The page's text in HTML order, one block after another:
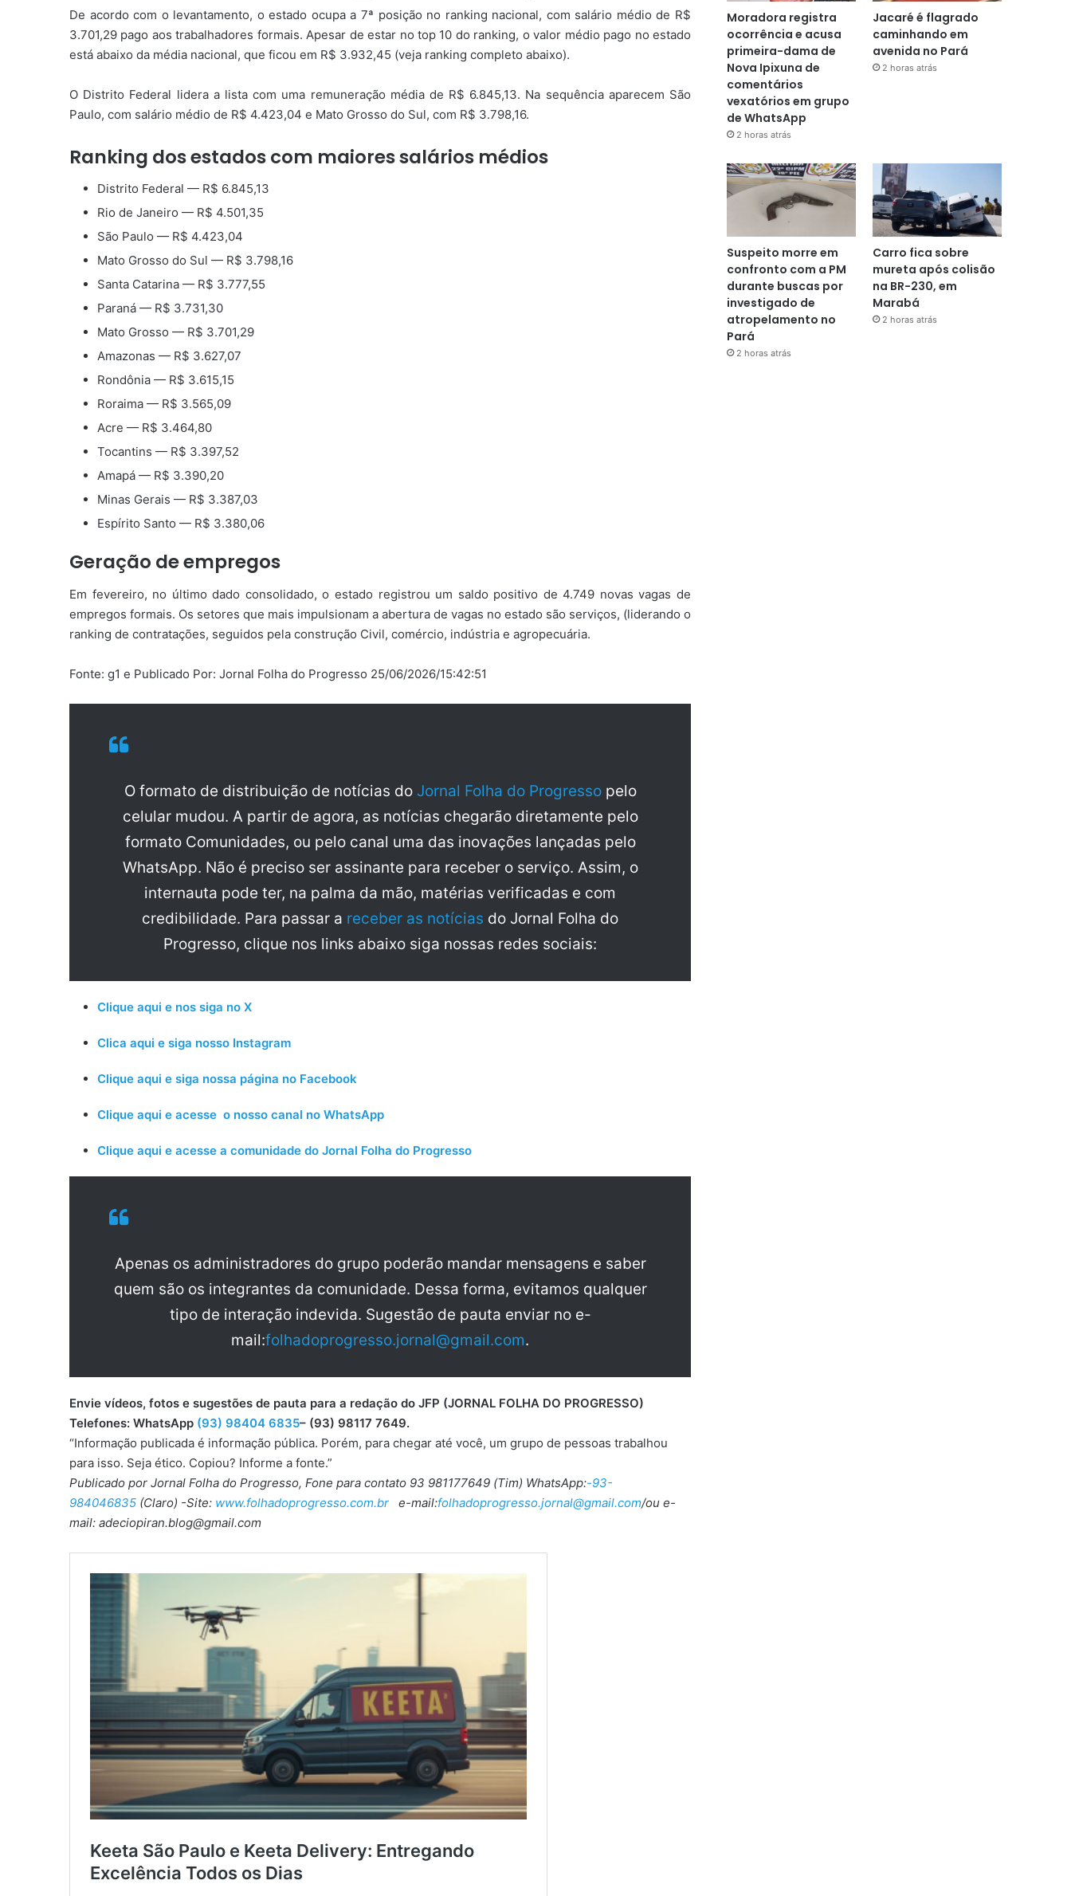
De acordo com o levantamento, o estado ocupa a 7ª posição no ranking nacional, com salário médio de R$
3.701,29 pago aos trabalhadores formais. Apesar de estar no top 10 do ranking, o valor médio pago no estado
está abaixo da média nacional, que ficou em R$ 3.932,45 (veja ranking completo abaixo).
O Distrito Federal lidera a lista com uma remuneração média de R$ 6.845,13. Na sequência aparecem São
Paulo, com salário médio de R$ 4.423,04 e Mato Grosso do Sul, com R$ 3.798,16.
Ranking dos estados com maiores salários médios
Distrito Federal — R$ 6.845,13
Rio de Janeiro — R$ 4.501,35
São Paulo — R$ 4.423,04
Mato Grosso do Sul — R$ 3.798,16
Santa Catarina — R$ 3.777,55
Paraná — R$ 3.731,30
Mato Grosso — R$ 3.701,29
Amazonas — R$ 3.627,07
Rondônia — R$ 3.615,15
Roraima — R$ 3.565,09
Acre — R$ 3.464,80
Tocantins — R$ 3.397,52
Amapá — R$ 3.390,20
Minas Gerais — R$ 3.387,03
Espírito Santo — R$ 3.380,06
Geração de empregos
Em fevereiro, no último dado consolidado, o estado registrou um saldo positivo de 4.749 novas vagas de
empregos formais. Os setores que mais impulsionam a abertura de vagas no estado são serviços, (liderando o
ranking de contratações, seguidos pela construção Civil, comércio, indústria e agropecuária.
Fonte: g1 e Publicado Por: Jornal Folha do Progresso 25/06/2026/15:42:51
O formato de distribuição de notícias do Jornal Folha do Progresso pelo
celular mudou. A partir de agora, as notícias chegarão diretamente pelo
formato Comunidades, ou pelo canal uma das inovações lançadas pelo
WhatsApp. Não é preciso ser assinante para receber o serviço. Assim, o
internauta pode ter, na palma da mão, matérias verificadas e com
credibilidade. Para passar a receber as notícias do Jornal Folha do
Progresso, clique nos links abaixo siga nossas redes sociais:
Clique aqui e nos siga no X
Clica aqui e siga nosso Instagram
Clique aqui e siga nossa página no Facebook
Clique aqui e acesse o nosso canal no WhatsApp
Clique aqui e acesse a comunidade do Jornal Folha do Progresso
Apenas os administradores do grupo poderão mandar mensagens e saber
quem são os integrantes da comunidade. Dessa forma, evitamos qualquer
tipo de interação indevida. Sugestão de pauta enviar no e-
mail:folhadoprogresso.jornal@gmail.com.
Envie vídeos, fotos e sugestões de pauta para a redação do JFP (JORNAL FOLHA DO PROGRESSO)
Telefones: WhatsApp (93) 98404 6835– (93) 98117 7649.
“Informação publicada é informação pública. Porém, para chegar até você, um grupo de pessoas trabalhou
para isso. Seja ético. Copiou? Informe a fonte.”
Publicado por Jornal Folha do Progresso, Fone para contato 93 981177649 (Tim) WhatsApp:-93-
984046835 (Claro) -Site: www.folhadoprogresso.com.br e-mail:folhadoprogresso.jornal@gmail.com/ou e-
mail: adeciopiran.blog@gmail.com
Moradora registra
ocorrência e acusa
primeira-dama de
Nova Ipixuna de
comentários
vexatórios em grupo
de WhatsApp
2 horas atrás
Jacaré é flagrado
caminhando em
avenida no Pará
2 horas atrás
Suspeito morre em
confronto com a PM
durante buscas por
investigado de
atropelamento no
Pará
2 horas atrás
Carro fica sobre
mureta após colisão
na BR-230, em
Marabá
2 horas atrás